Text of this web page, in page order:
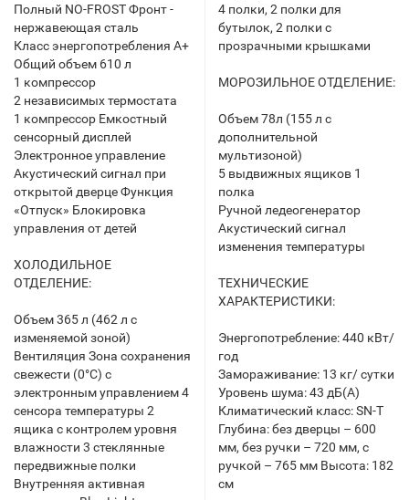
Полный NO-FROST Фронт -
нержавеющая сталь
Класс энергопотребления А+
Общий объем 610 л
1 компрессор
2 независимых термостата
1 компрессор Емкостный
сенсорный дисплей
Электронное управление
Акустический сигнал при
открытой дверце Функция
«Отпуск» Блокировка
управления от детей
ХОЛОДИЛЬНОЕ
ОТДЕЛЕНИЕ:
Объем 365 л (462 л с
изменяемой зоной)
Вентиляция Зона сохранения
свежести (0°C) с
электронным управлением 4
сенсора температуры 2
ящика с контролем уровня
влажности 3 стеклянные
передвижные полки
Внутренняя активная
4 полки, 2 полки для
бутылок, 2 полки с
прозрачными крышками
МОРОЗИЛЬНОЕ ОТДЕЛЕНИЕ:
Объем 78л (155 л с
дополнительной
мультизоной)
5 выдвижных ящиков 1
полка
Ручной ледеогенератор
Акустический сигнал
изменения температуры
ТЕХНИЧЕСКИЕ
ХАРАКТЕРИСТИКИ:
Энергопотребление: 440 кВт/
год
Замораживание: 13 кг/ сутки
Уровень шума: 43 дБ(А)
Климатический класс: SN-T
Глубина: без дверцы – 600
мм, без ручки – 720 мм, с
ручкой – 765 мм Высота: 182
см